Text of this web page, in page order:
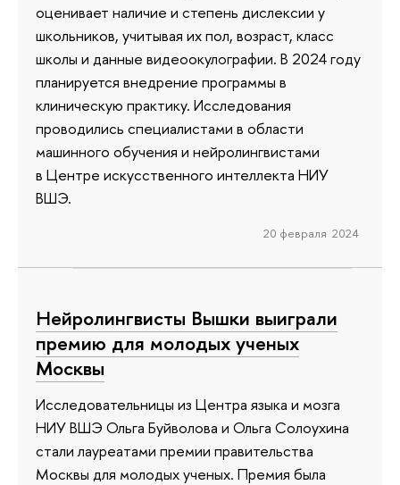
оценивает наличие и степень дислексии у
школьников, учитывая их пол, возраст, класс
школы и данные видеоокулографии. В 2024 году
планируется внедрение программы в
клиническую практику. Исследования
проводились специалистами в области
машинного обучения и нейролингвистами
в Центре искусственного интеллекта НИУ
ВШЭ.
20 февраля 2024
Нейролингвисты Вышки выиграли
премию для молодых ученых
Москвы
Исследовательницы из Центра языка и мозга
НИУ ВШЭ Ольга Буйволова и Ольга Солоухина
стали лауреатами премии правительства
Москвы для молодых ученых. Премия была